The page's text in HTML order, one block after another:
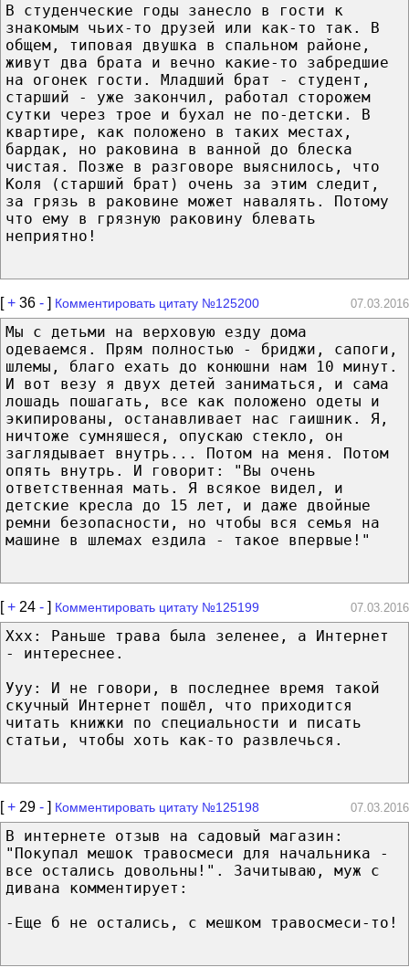
В студенческие годы занесло в гости к
знакомым чьих-то друзей или как-то так. В
общем, типовая двушка в спальном районе,
живут два брата и вечно какие-то забредшие
на огонек гости. Младший брат - студент,
старший - уже закончил, работал сторожем
сутки через трое и бухал не по-детски. В
квартире, как положено в таких местах,
бардак, но раковина в ванной до блеска
чистая. Позже в разговоре выяснилось, что
Коля (старший брат) очень за этим следит,
за грязь в раковине может навалять. Потому
что ему в грязную раковину блевать
неприятно!
[+ 36 - ] Комментировать цитату №125200 07.03.2016
Мы с детьми на верховую езду дома
одеваемся. Прям полностью - бриджи, сапоги,
шлемы, благо ехать до конюшни нам 10 минут.
И вот везу я двух детей заниматься, и сама
лошадь пошагать, все как положено одеты и
экипированы, останавливает нас гаишник. Я,
ничтоже сумняшеся, опускаю стекло, он
заглядывает внутрь... Потом на меня. Потом
опять внутрь. И говорит: "Вы очень
ответственная мать. Я всякое видел, и
детские кресла до 15 лет, и даже двойные
ремни безопасности, но чтобы вся семья на
машине в шлемах ездила - такое впервые!"
[+ 24 - ] Комментировать цитату №125199 07.03.2016
Ххх: Раньше трава была зеленее, а Интернет
- интереснее.
Ууу: И не говори, в последнее время такой
скучный Интернет пошёл, что приходится
читать книжки по специальности и писать
статьи, чтобы хоть как-то развлечься.
[+ 29 - ] Комментировать цитату №125198 07.03.2016
В интернете отзыв на садовый магазин:
"Покупал мешок травосмеси для начальника -
все остались довольны!". Зачитываю, муж с
дивана комментирует:
-Еще б не остались, с мешком травосмеси-то!